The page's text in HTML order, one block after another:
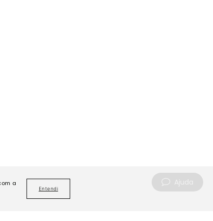
a
Entendi
Ajuda